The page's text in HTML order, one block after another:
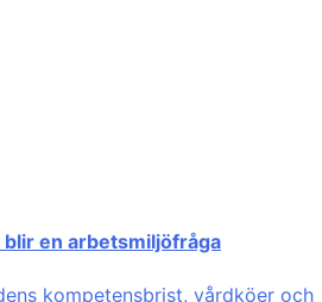
en arbetsmiljöfråga
kompetensbrist, vårdköer och